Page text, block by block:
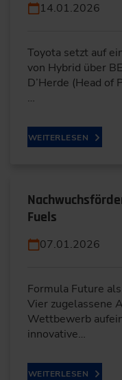
14.01.2026
Toyota setzt auf
von Hybrid über
D’Herde (Head
…
WEITERLESEN
Fuels
07.01.2026
Formula Future
Vier zugelassene
Wettbewerb
innovative…
WEITERLESEN